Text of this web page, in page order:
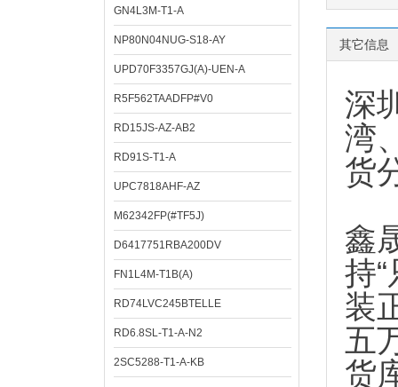
GN4L3M-T1-A
NP80N04NUG-S18-AY
UPD70F3357GJ(A)-UEN-A
R5F562TAADFP#V0
RD15JS-AZ-AB2
RD91S-T1-A
UPC7818AHF-AZ
M62342FP(#TF5J)
D6417751RBA200DV
FN1L4M-T1B(A)
RD74LVC245BTELLE
RD6.8SL-T1-A-N2
2SC5288-T1-A-KB
其它信息
深
湾
货
鑫
持
装
五
货